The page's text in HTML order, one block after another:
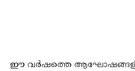
ഈ വര്‍ഷത്തെ